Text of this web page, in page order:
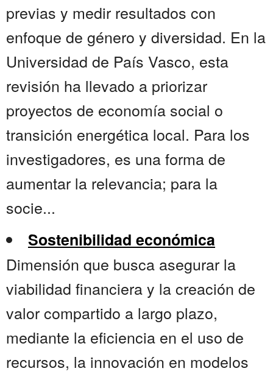
previas y medir resultados con
enfoque de género y diversidad. En la
Universidad de País Vasco, esta
revisión ha llevado a priorizar
proyectos de economía social o
transición energética local. Para los
investigadores, es una forma de
aumentar la relevancia; para la
socie...
Sostenibilidad económica
Dimensión que busca asegurar la
viabilidad financiera y la creación de
valor compartido a largo plazo,
mediante la eficiencia en el uso de
recursos, la innovación en modelos